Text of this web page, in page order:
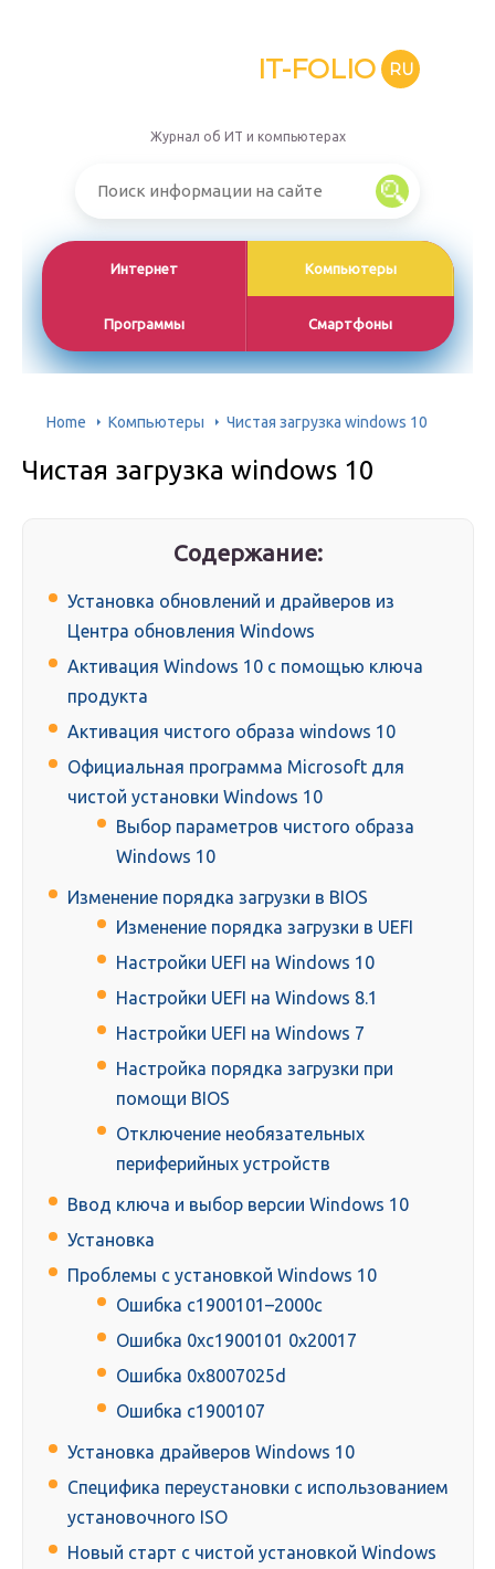
IT-FOLIO RU
Журнал об ИТ и компьютерах
Интернет Компьютеры
Программы Смартфоны
Home Компьютеры Чистая загрузка windows 10
Чистая загрузка windows 10
Содержание:
Установка обновлений и драйверов из
Центра обновления Windows
Активация Windows 10 с помощью ключа
продукта
Активация чистого образа windows 10
Официальная программа Microsoft для
чистой установки Windows 10
Выбор параметров чистого образа
Windows 10
Изменение порядка загрузки в BIOS
Изменение порядка загрузки в UEFI
Настройки UEFI на Windows 10
Настройки UEFI на Windows 8.1
Настройки UEFI на Windows 7
Настройка порядка загрузки при
помощи BIOS
Отключение необязательных
периферийных устройств
Ввод ключа и выбор версии Windows 10
Установка
Проблемы с установкой Windows 10
Ошибка c1900101–2000c
Ошибка 0xc1900101 0x20017
Ошибка 0x8007025d
Ошибка c1900107
Установка драйверов Windows 10
Специфика переустановки с использованием
установочного ISO
Новый старт с чистой установкой Windows